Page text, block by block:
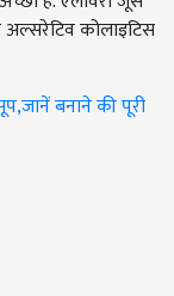
कोलाइटिस
बनाने की पूरी